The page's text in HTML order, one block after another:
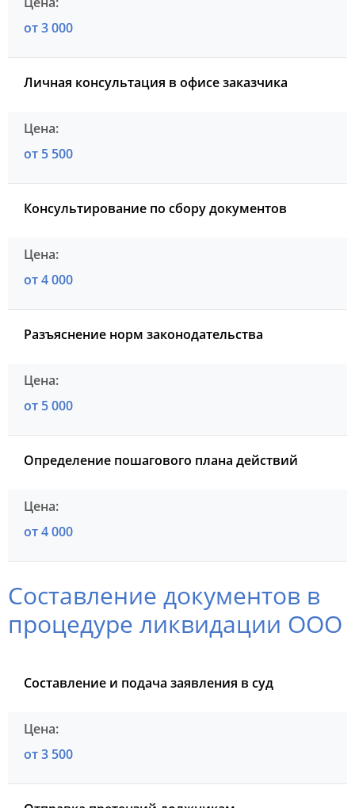
от 3 000
Личная консультация в офисе заказчика
от 5 500
Консультирование по сбору документов
от 4 000
Разъяснение норм законодательства
от 5 000
Определение пошагового плана действий
от 4 000
Составление документов в
процедуре ликвидации ООО
Составление и подача заявления в суд
от 3 500